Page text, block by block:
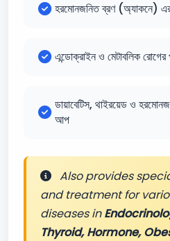
হরমোনজনিত ব্রণ (অ্যাকনে) এর
এন্ডোক্রাইন ও মেটাবলিক রোগের
ডায়াবেটিস, থাইরয়েড ও
আপ
Also provides
and treatment for
diseases in
Thyroid, Hormone,